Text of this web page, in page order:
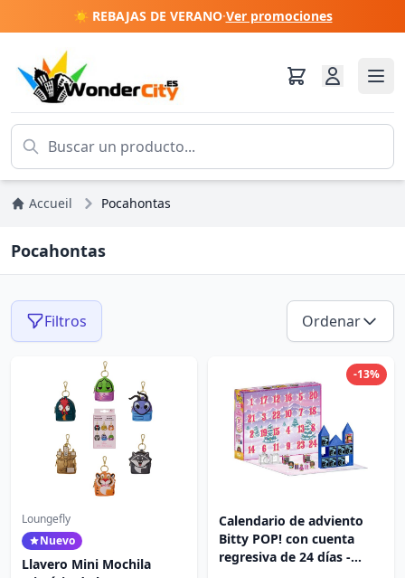
☀️ REBAJAS DE VERANO·Ver promociones
Accueil Pocahontas
Pocahontas
Filtros Ordenar
Loungefly
Nuevo
Llavero Mini Mochila
-13%
Calendario de adviento
Bitty POP! con cuenta
regresiva de 24 días -